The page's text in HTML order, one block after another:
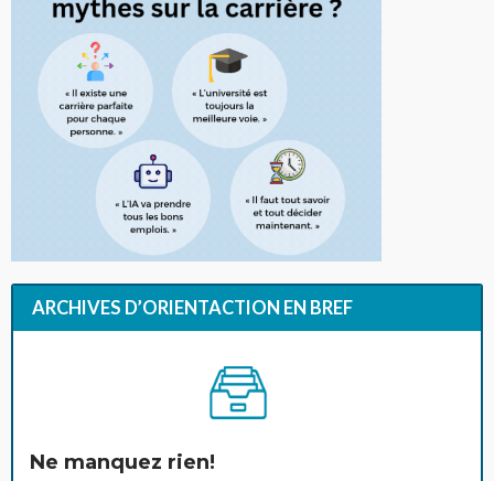
ARCHIVES D’ORIENTACTION EN BREF
Ne manquez rien!